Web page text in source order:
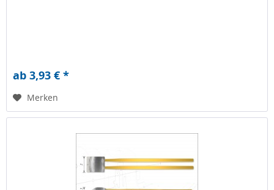
ab 3,93 € *
Merken